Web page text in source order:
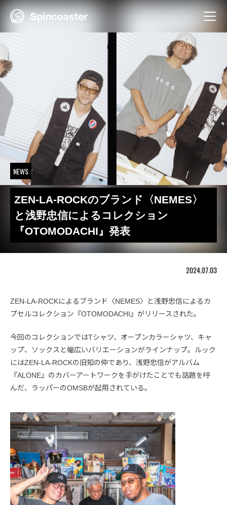
Skip
NEWS
ZEN-LA-ROCKのブランド〈NEMES〉
と浅野忠信によるコレクション
『OTOMODACHI』発表
2024.07.03
ZEN-LA-ROCKによるブランド〈NEMES〉と浅野忠信によるカ
プセルコレクション『OTOMODACHI』がリリースされた。
今回のコレクションではTシャツ、オープンカラーシャツ、キャ
ップ、ソックスと幅広いバリエーションがラインナップ。ルック
にはZEN-LA-ROCKの旧知の仲であり、浅野忠信がアルバム
『ALONE』のカバーアートワークを手がけたことでも話題を呼
んだ、ラッパーのOMSBが起用されている。